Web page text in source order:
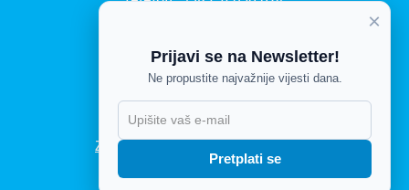
Kontakt
Politika privatnosti
Politika kolačića
Zahtjev za pristup informacijama
Impressum
×
Prijavi se na Newsletter!
Ne propustite najvažnije vijesti dana.
Pretplati se